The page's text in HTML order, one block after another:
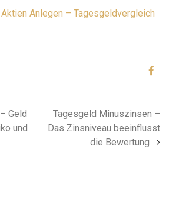
Anlegen – Tagesgeldvergleich
Geld
und
Tagesgeld Minuszinsen –
Das Zinsniveau beeinflusst
die Bewertung